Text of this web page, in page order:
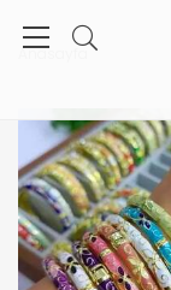
Anasayfa